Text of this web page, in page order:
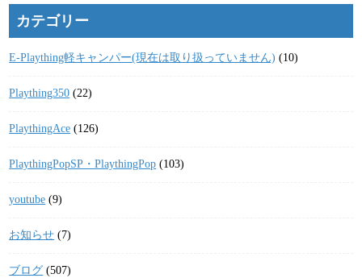
カテゴリー
E-Plaything軽キャンパー(現在は取り扱っていません) (10)
Plaything350 (22)
PlaythingAce (126)
PlaythingPopSP・PlaythingPop (103)
youtube (9)
お知らせ (7)
ブログ (507)